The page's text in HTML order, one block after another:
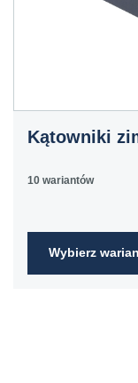
Kątowniki
10 wariantów
Wybierz